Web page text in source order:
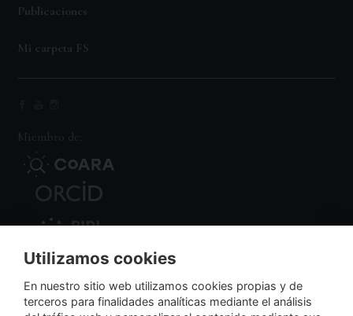
Publicaciones
Mi carpeta FS
Miembro de:
Nodo Regional
Utilizamos cookies
En nuestro sitio web utilizamos cookies propias y de
terceros para finalidades analíticas mediante el análisis